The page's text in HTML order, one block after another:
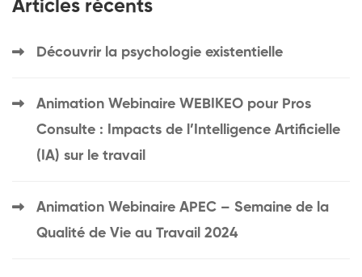
Articles récents
Découvrir la psychologie existentielle
Animation Webinaire WEBIKEO pour Pros
Consulte : Impacts de l’Intelligence Artificielle
(IA) sur le travail
Animation Webinaire APEC – Semaine de la
Qualité de Vie au Travail 2024